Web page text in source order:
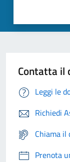
Contatta il
Leggi le
Richiedi
Chiama
Prenota